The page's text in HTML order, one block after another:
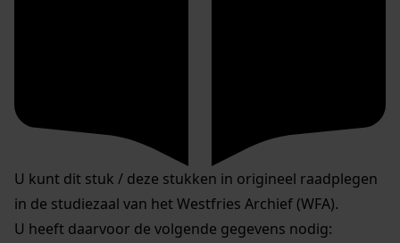
U kunt dit stuk / deze stukken in origineel raadplegen
in de studiezaal van het Westfries Archief (WFA).
U heeft daarvoor de volgende gegevens nodig: